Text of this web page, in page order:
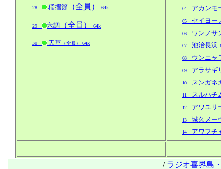
28 稲摺節 （全員） 64k
29 六調 （全員） 64k
30 天草 （全員） 64k
04 アカンモ
05 セイヨー
06 ワンノサ
07 池治長浜
08 ウンニャ
09 アラサギ
10 スンガネ
11 スルハチ
12 アワユリ
13 城久メー
14 アワフチ
/ラジオ喜界島